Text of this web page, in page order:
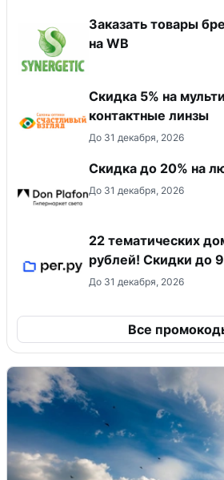
Заказать товары
на WB
Скидка 5% на
контактные линзы
До 31 декабря, 2026
Скидка до 20% на
До 31 декабря, 2026
22 тематических
рублей! Скидки до
До 31 декабря, 2026
Все